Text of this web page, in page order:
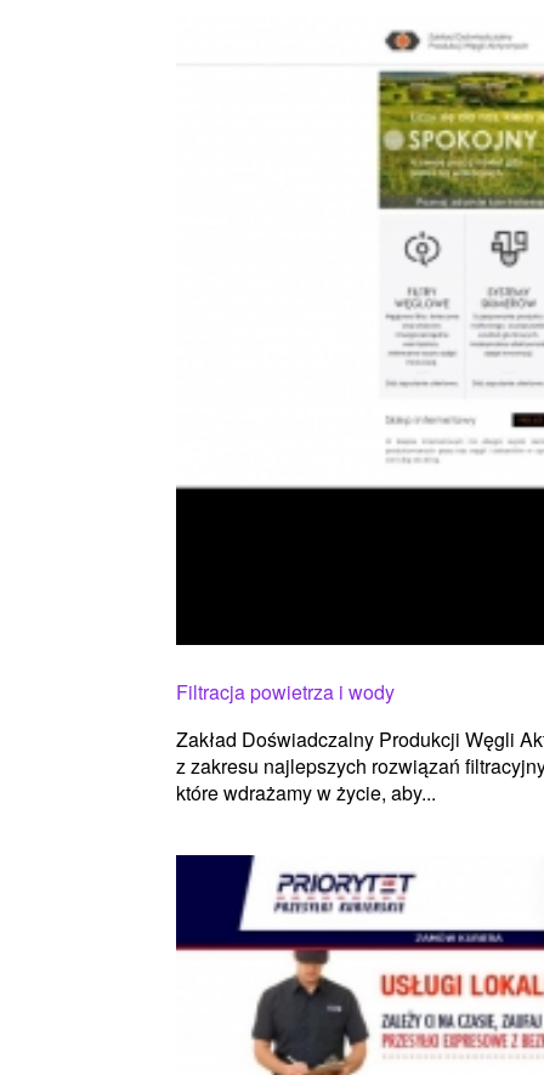
Filtracja powietrza i wody
Zakład Doświadczalny Produkcji Węgli
z zakresu najlepszych rozwiązań
które wdrażamy w życie, aby...